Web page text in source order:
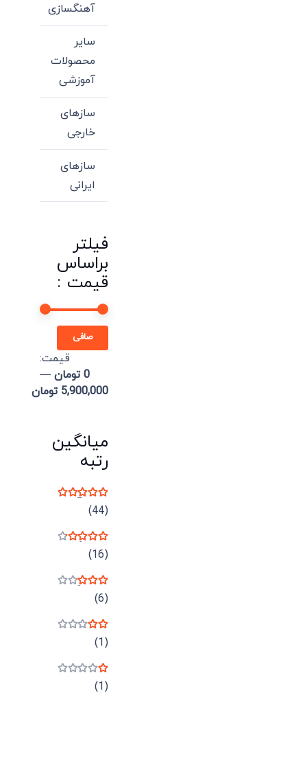
آهنگسازی
سایر
محصولات
آموزشی
سازهای
خارجی
سازهای
ایرانی
فیلتر
براساس
قیمت :
صافی
قيمت:
0 تومان
—
5,900,000 تومان
میانگین
رتبه
نمره
(44)
نمره(16)
نمره(6)
نمره(1)
نمره(1)